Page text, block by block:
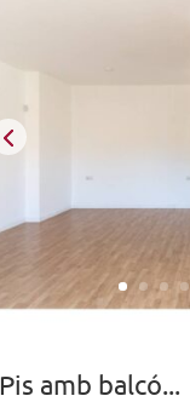
Pis amb balcó...